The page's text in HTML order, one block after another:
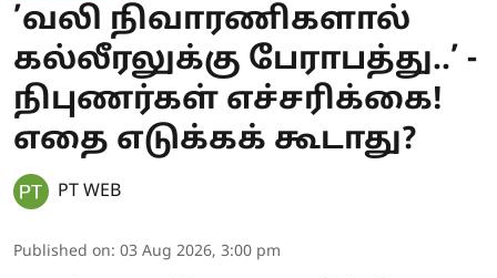
’வலி நிவாரணிகளால்
கல்லீரலுக்கு பேராபத்து..’ -
நிபுணர்கள் எச்சரிக்கை!
எதை எடுக்கக் கூடாது?
PT WEB
Published on: 03 Aug 2026, 3:00 pm